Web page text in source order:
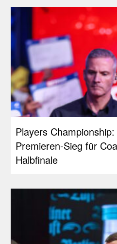
Players
Premieren-Sieg für
Halbfinale